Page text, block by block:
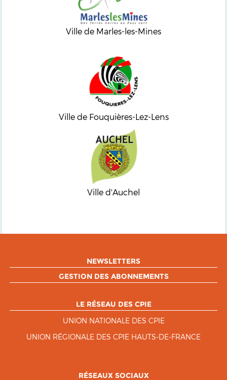
Ville de Marles-les-Mines
Ville de Fouquières-Lez-Lens
Ville d'Auchel
NEWSLETTERS
GESTION DES ABONNEMENTS
LE RÉSEAU DES CPIE
UNION NATIONALE DES CPIE
UNION RÉGIONALE DES CPIE HAUTS-DE-FRANCE
RÉSEAUX SOCIAUX